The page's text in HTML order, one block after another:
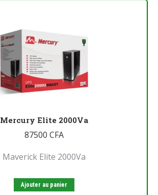
Mercury Elite 2000Va
87500 CFA
Maverick Elite 2000Va
Ajouter au panier